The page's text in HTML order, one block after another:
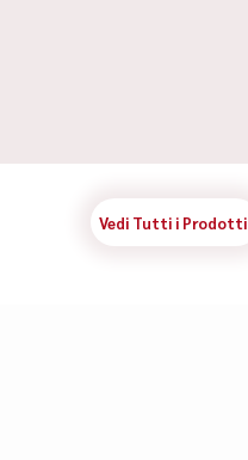
Vedi Tutti i Prodotti